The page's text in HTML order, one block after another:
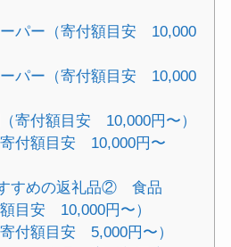
パー（寄付額目安 10,000
ーパー（寄付額目安 10,000
寄付額目安 10,000円〜）
付額目安 10,000円〜
すめの返礼品② 食品
目安 10,000円〜）
付額目安 5,000円〜）